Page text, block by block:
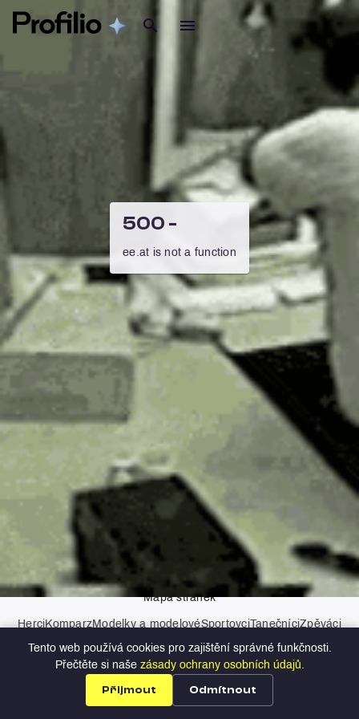
500 -
ee.at is not a function
Zásady ochrany osobních údajů
Mapa stránek
HerciKomparzModelky a modelovéSportovciTanečníciZpěváci
Copyright © 2026 Profilio
Tento web používá cookies pro zajištění správné funkčnosti.
Přečtěte si naše zásady ochrany osobních údajů.
Přijmout Odmítnout